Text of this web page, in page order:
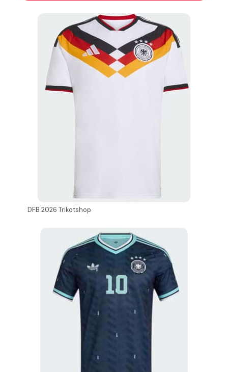
DFB 2026 Trikotshop